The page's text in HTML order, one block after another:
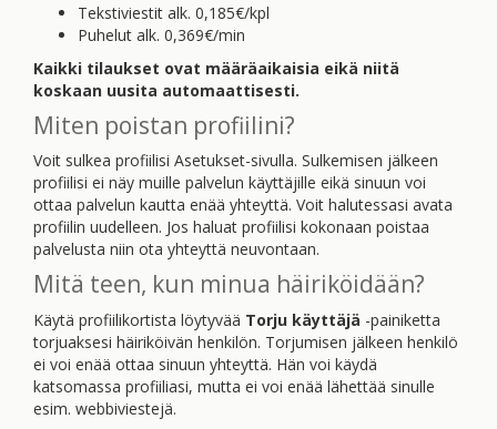
Tekstiviestit alk. 0,185€/kpl
Puhelut alk. 0,369€/min
Kaikki tilaukset ovat määräaikaisia eikä niitä
koskaan uusita automaattisesti.
Miten poistan profiilini?
Voit sulkea profiilisi Asetukset-sivulla. Sulkemisen jälkeen
profiilisi ei näy muille palvelun käyttäjille eikä sinuun voi
ottaa palvelun kautta enää yhteyttä. Voit halutessasi avata
profiilin uudelleen. Jos haluat profiilisi kokonaan poistaa
palvelusta niin ota yhteyttä neuvontaan.
Mitä teen, kun minua häiriköidään?
Käytä profiilikortista löytyvää Torju käyttäjä -painiketta
torjuaksesi häiriköivän henkilön. Torjumisen jälkeen henkilö
ei voi enää ottaa sinuun yhteyttä. Hän voi käydä
katsomassa profiiliasi, mutta ei voi enää lähettää sinulle
esim. webbiviestejä.